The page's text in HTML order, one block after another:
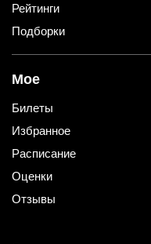
Рейтинги
Подборки
Мое
Билеты
Избранное
Расписание
Оценки
Отзывы